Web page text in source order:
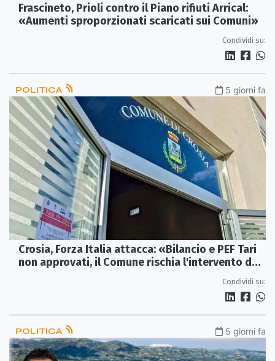
Frascineto, Prioli contro il Piano rifiuti Arrical:
«Aumenti sproporzionati scaricati sui Comuni»
Condividi su:
POLITICA 5 giorni fa
Crosia, Forza Italia attacca: «Bilancio e PEF Tari
non approvati, il Comune rischia l'intervento del
Condividi su:
POLITICA 5 giorni fa